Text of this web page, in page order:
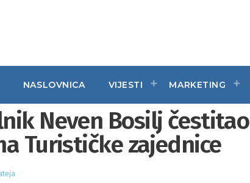
NASLOVNICA VIJESTI MARKETING
Neven Bosilj čestitao
Turističke zajednice